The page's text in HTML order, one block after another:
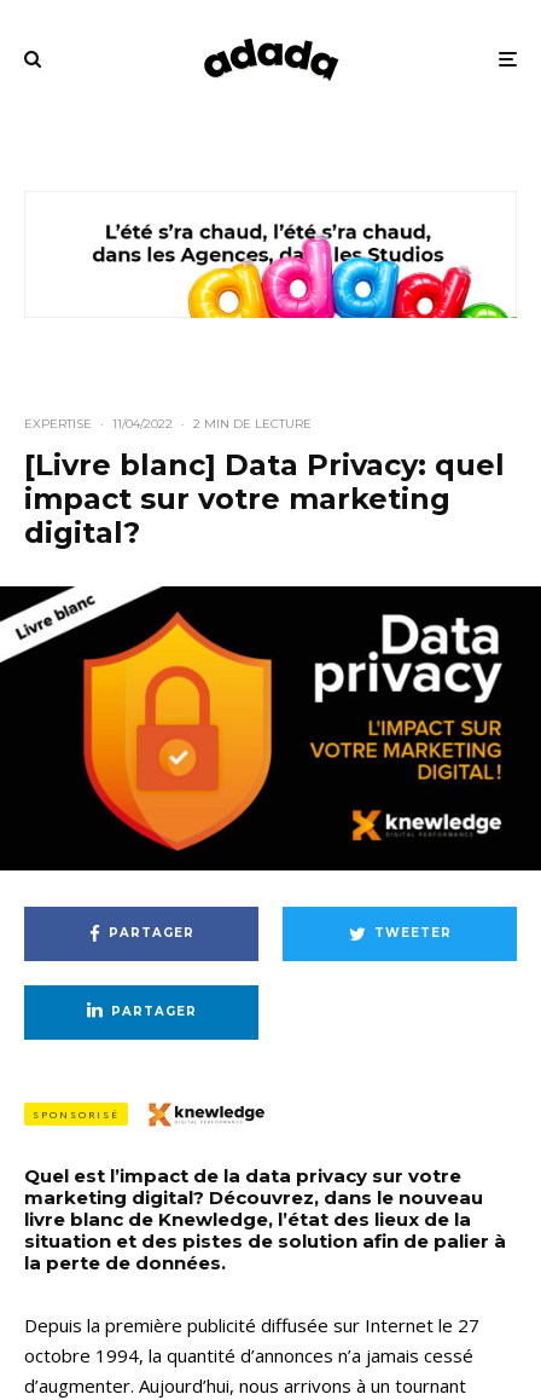
EXPERTISE · 11/04/2022 · 2 MIN DE LECTURE
[Livre blanc] Data Privacy: quel
impact sur votre marketing
digital?
PARTAGER TWEETER
PARTAGER
SPONSORISÉ
Quel est l’impact de la data privacy sur votre
marketing digital? Découvrez, dans le nouveau
livre blanc de Knewledge, l’état des lieux de la
situation et des pistes de solution afin de palier à
la perte de données.
Depuis la première publicité diffusée sur Internet le 27
octobre 1994, la quantité d’annonces n’a jamais cessé
d’augmenter. Aujourd’hui, nous arrivons à un tournant